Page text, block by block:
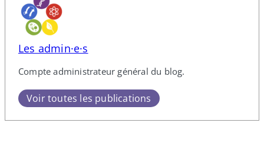
Les admin·e·s
Compte administrateur général du blog.
Voir toutes les publications